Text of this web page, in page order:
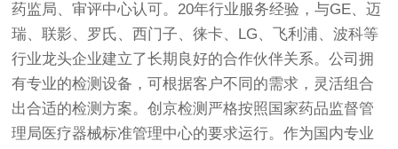
药监局、审评中心认可。20年行业服务经验，与GE、迈
瑞、联影、罗氏、西门子、徕卡、LG、飞利浦、波科等
行业龙头企业建立了长期良好的合作伙伴关系。公司拥
有专业的检测设备，可根据客户不同的需求，灵活组合
出合适的检测方案。创京检测 严格按照国家药品监督管
理局医疗器械标准管理中心的要求运行。作为国内专业